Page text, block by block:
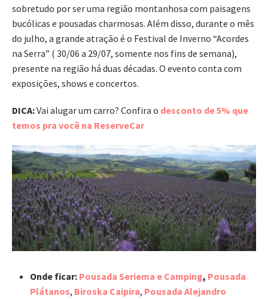
sobretudo por ser uma região montanhosa com paisagens
bucólicas e pousadas charmosas. Além disso, durante o mês
do julho, a grande atração é o Festival de Inverno “Acordes
na Serra” ( 30/06 a 29/07, somente nos fins de semana),
presente na região há duas décadas. O evento conta com
exposições, shows e concertos.
DICA:Vai alugar um carro? Confira o desconto de 5% que
temos pra você na ReserveCar
Onde ficar: Pousada Seriema e Camping, Pousada
Plátanos, Biroska Caipira, Pousada Alejandro